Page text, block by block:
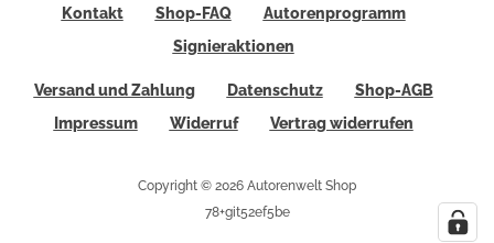
Kontakt Shop-FAQ
Autorenprogramm
Signieraktionen
Versand und Zahlung Datenschutz
Shop-AGB
Impressum
Widerruf Vertrag widerrufen
Copyright © 2026 Autorenwelt Shop
78+git52ef5be